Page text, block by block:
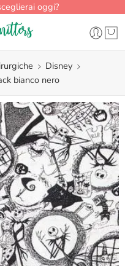
oggi?
Disney
bianco nero